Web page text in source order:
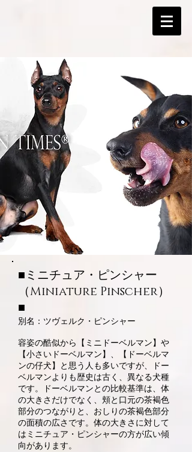
■ミニチュア・ピンシャー
（Miniature Pinscher）
■
​別名：ツヴェルク・ピンシャー
容姿の酷似から【ミニドーベルマン】や
【小さいドーベルマン】、【ドーベルマ
ンの仔犬】と思う人も多いですが、ドー
ベルマンよりも歴史は古く、異なる犬種
です。ドーベルマンとの比較基準は、体
の大きさだけでなく、頬と口元の茶褐色
部分のつながりと、おしりの茶褐色部分
の面積の広さです。体の大きさに対して
はミニチュア・ピンシャーの方が広い傾
向があります。